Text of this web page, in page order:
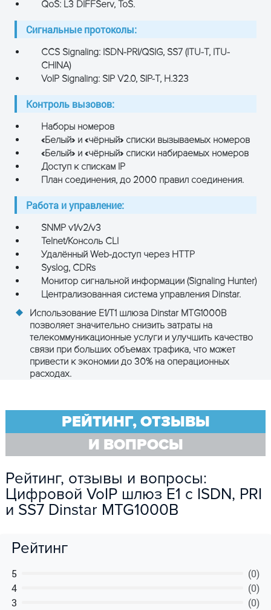
QoS: L3 DIFFServ, ToS.
Сигнальные протоколы:
CCS Signaling: ISDN-PRI/QSIG, SS7 (ITU-T, ITU-
CHINA)
VoIP Signaling: SIP V2.0, SIP-T, H.323
Контроль вызовов:
Наборы номеров
«Белый» и «чёрный» списки вызываемых номеров
«Белый» и «чёрный» списки набираемых номеров
Доступ к спискам IP
План соединения, до 2000 правил соединения.
Работа и управление:
SNMP v1/v2/v3
Telnet/Консоль CLI
Удалённый Web-доступ через HTTP
Syslog, CDRs
Монитор сигнальной информации (Signaling Hunter)
Централизованная система управления Dinstar.
Использование E1/T1 шлюза Dinstar MTG1000B
позволяет значительно снизить затраты на
телекоммуникационные услуги и улучшить качество
связи при больших объемах трафика, что может
привести к экономии до 30% на операционных
расходах.
РЕЙТИНГ, ОТЗЫВЫ
И ВОПРОСЫ
Рейтинг, отзывы и вопросы:
Цифровой VoIP шлюз E1 с ISDN, PRI
и SS7 Dinstar MTG1000B
Рейтинг
5
(0)
4
(0)
3
(0)